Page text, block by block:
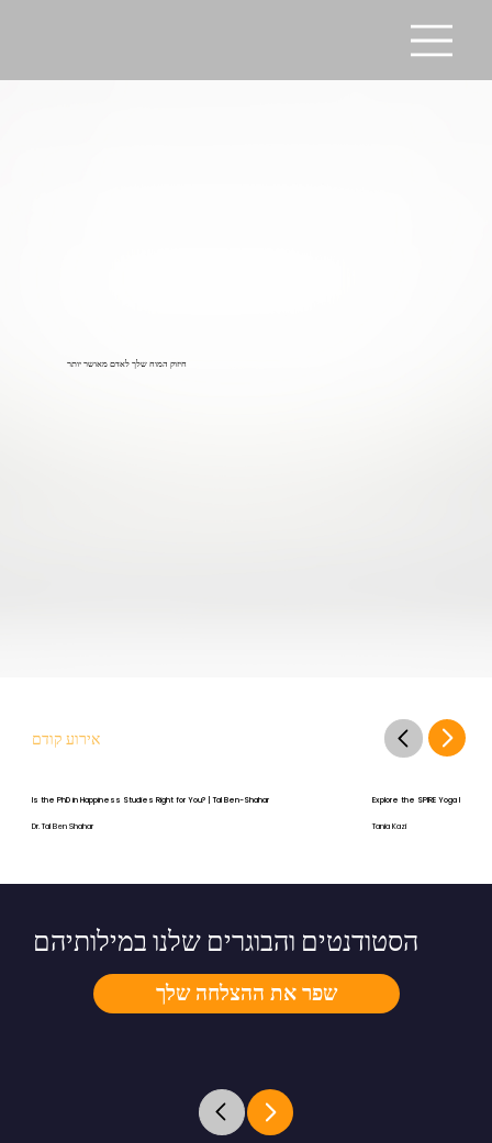
חיזוק המוח שלך לאדם מאושר יותר
שפר את ההצלחה שלך
הסטודנטים והבוגרים שלנו במילותיהם
אירוע קודם
Is the PhD in Happiness Studies Right for You? | Tal Ben-Shahar
Dr. Tal Ben Shahar
Explore the SPIRE Yoga Program
Tania Kazi